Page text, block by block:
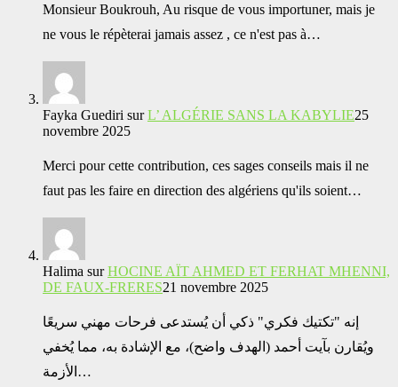
Monsieur Boukrouh, Au risque de vous importuner, mais je
ne vous le répèterai jamais assez , ce n'est pas à…
Fayka Guediri surL’ ALGÉRIE SANS LA KABYLIE25
novembre 2025
Merci pour cette contribution, ces sages conseils mais il ne
faut pas les faire en direction des algériens qu'ils soient…
Halima surHOCINE AÏT AHMED ET FERHAT MHENNI,
DE FAUX-FRERES21 novembre 2025
إنه "تكتيك فكري" ذكي أن يُستدعى فرحات مهني سريعًا
ويُقارن بآيت أحمد (الهدف واضح)، مع الإشادة به، مما يُخفي
الأزمة…